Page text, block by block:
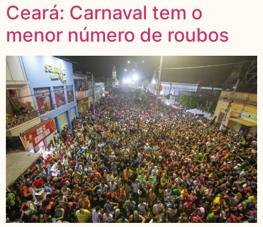
Ceará: Carnaval tem o
menor número de roubos